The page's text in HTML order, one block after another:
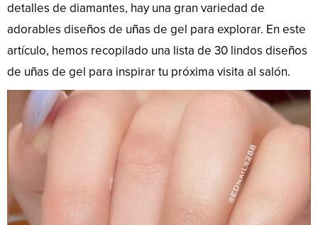
detalles de diamantes, hay una gran variedad de
adorables diseños de uñas de gel para explorar. En este
artículo, hemos recopilado una lista de 30 lindos diseños
de uñas de gel para inspirar tu próxima visita al salón.